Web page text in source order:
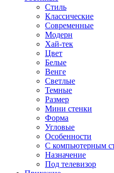
Стиль
Классические
Современные
Модерн
Хай-тек
Цвет
Белые
Венге
Светлые
Темные
Размер
Мини стенки
Форма
Угловые
Особенности
С компьютерным
Назначение
Под телевизор